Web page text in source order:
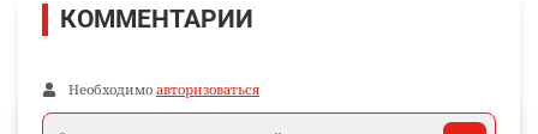
КОММЕНТАРИИ
Необходимо авторизоваться